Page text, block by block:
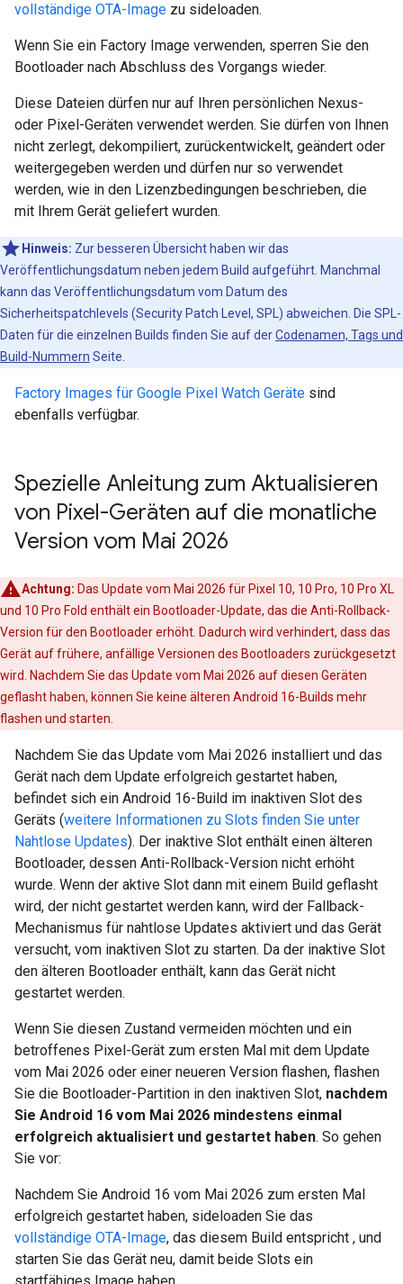
vollständige OTA-Image zu sideloaden.
Wenn Sie ein Factory Image verwenden, sperren Sie den
Bootloader nach Abschluss des Vorgangs wieder.
Diese Dateien dürfen nur auf Ihren persönlichen Nexus-
oder Pixel-Geräten verwendet werden. Sie dürfen von Ihnen
nicht zerlegt, dekompiliert, zurückentwickelt, geändert oder
weitergegeben werden und dürfen nur so verwendet
werden, wie in den Lizenzbedingungen beschrieben, die
mit Ihrem Gerät geliefert wurden.
Hinweis: Zur besseren Übersicht haben wir das
Veröffentlichungsdatum neben jedem Build aufgeführt. Manchmal
kann das Veröffentlichungsdatum vom Datum des
Sicherheitspatchlevels (Security Patch Level, SPL) abweichen. Die SPL-
Daten für die einzelnen Builds finden Sie auf derCodenamen, Tags und
Build-Nummern Seite.
Factory Images für Google Pixel Watch Geräte sind
ebenfalls verfügbar.
Spezielle Anleitung zum Aktualisieren
von Pixel-Geräten auf die monatliche
Version vom Mai 2026
Achtung: Das Update vom Mai 2026 für Pixel 10, 10 Pro, 10 Pro XL
und 10 Pro Fold enthält ein Bootloader-Update, das die Anti-Rollback-
Version für den Bootloader erhöht. Dadurch wird verhindert, dass das
Gerät auf frühere, anfällige Versionen des Bootloaders zurückgesetzt
wird. Nachdem Sie das Update vom Mai 2026 auf diesen Geräten
geflasht haben, können Sie keine älteren Android 16-Builds mehr
flashen und starten.
Nachdem Sie das Update vom Mai 2026 installiert und das
Gerät nach dem Update erfolgreich gestartet haben,
befindet sich ein Android 16-Build im inaktiven Slot des
Geräts (weitere Informationen zu Slots finden Sie unter
Nahtlose Updates). Der inaktive Slot enthält einen älteren
Bootloader, dessen Anti-Rollback-Version nicht erhöht
wurde. Wenn der aktive Slot dann mit einem Build geflasht
wird, der nicht gestartet werden kann, wird der Fallback-
Mechanismus für nahtlose Updates aktiviert und das Gerät
versucht, vom inaktiven Slot zu starten. Da der inaktive Slot
den älteren Bootloader enthält, kann das Gerät nicht
gestartet werden.
Wenn Sie diesen Zustand vermeiden möchten und ein
betroffenes Pixel-Gerät zum ersten Mal mit dem Update
vom Mai 2026 oder einer neueren Version flashen, flashen
Sie die Bootloader-Partition in den inaktiven Slot, nachdem
Sie Android 16 vom Mai 2026 mindestens einmal
erfolgreich aktualisiert und gestartet haben. So gehen
Sie vor:
Nachdem Sie Android 16 vom Mai 2026 zum ersten Mal
erfolgreich gestartet haben, sideloaden Sie das
vollständige OTA-Image, das diesem Build entspricht , und
starten Sie das Gerät neu, damit beide Slots ein